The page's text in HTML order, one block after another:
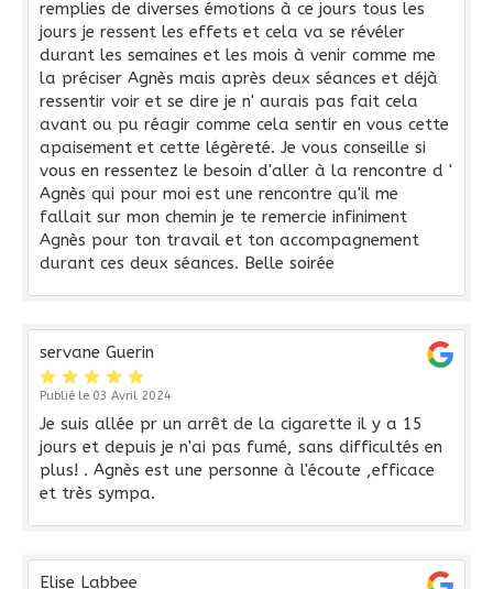
remplies de diverses émotions à ce jours tous les
jours je ressent les effets et cela va se révéler
durant les semaines et les mois à venir comme me
la préciser Agnès mais après deux séances et déjà
ressentir voir et se dire je n' aurais pas fait cela
avant ou pu réagir comme cela sentir en vous cette
apaisement et cette légèreté. Je vous conseille si
vous en ressentez le besoin d'aller à la rencontre d '
Agnès qui pour moi est une rencontre qu'il me
fallait sur mon chemin je te remercie infiniment
Agnès pour ton travail et ton accompagnement
durant ces deux séances. Belle soirée
servane Guerin
Publié le 03 Avril 2024
Je suis allée pr un arrêt de la cigarette il y a 15
jours et depuis je n'ai pas fumé, sans difficultés en
plus! . Agnès est une personne à l'écoute ,efficace
et très sympa.
Elise Labbee